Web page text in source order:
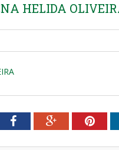
HELIDA
FacebookGoogle+